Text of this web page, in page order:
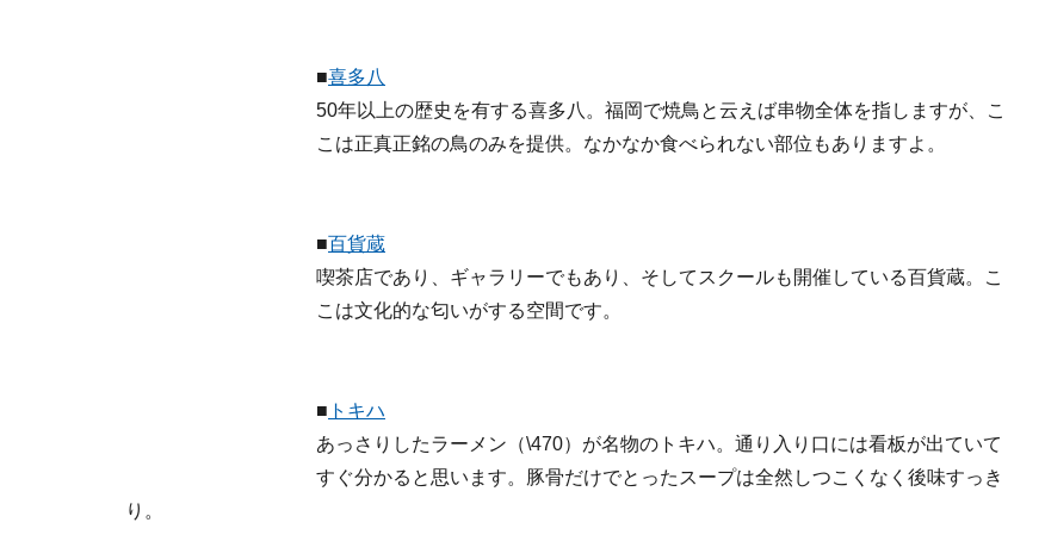
■喜多八
50年以上の歴史を有する喜多八。福岡で焼鳥と云えば串物全体を指しますが、こ
こは正真正銘の鳥のみを提供。なかなか食べられない部位もありますよ。
■百貨蔵
喫茶店であり、ギャラリーでもあり、そしてスクールも開催している百貨蔵。こ
こは文化的な匂いがする空間です。
■ トキハ
あっさりしたラーメン（\470）が名物のトキハ。通り入り口には看板が出ていて
すぐ分かると思います。豚骨だけでとったスープは全然しつこくなく後味すっき
り。